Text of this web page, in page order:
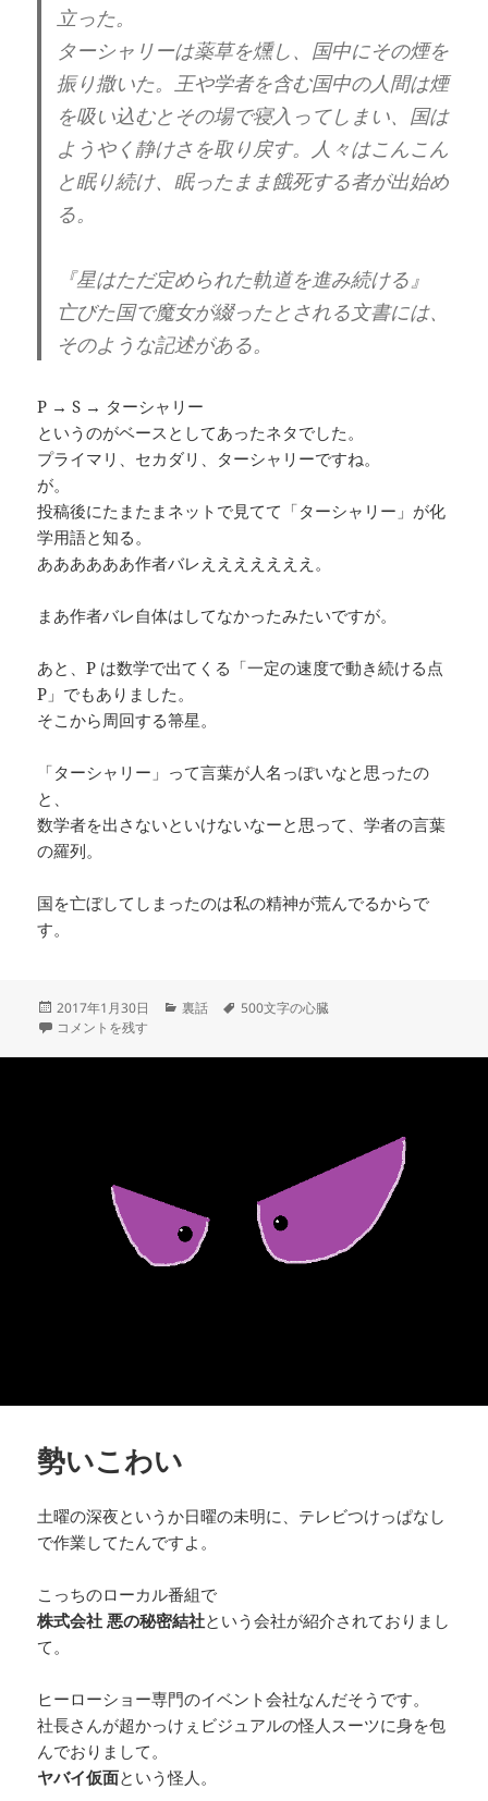
立った。
ターシャリーは薬草を燻し、国中にその煙を
振り撒いた。王や学者を含む国中の人間は煙
を吸い込むとその場で寝入ってしまい、国は
ようやく静けさを取り戻す。人々はこんこん
と眠り続け、眠ったまま餓死する者が出始め
る。
『星はただ定められた軌道を進み続ける』
亡びた国で魔女が綴ったとされる文書には、
そのような記述がある。
P → S → ターシャリー
というのがベースとしてあったネタでした。
プライマリ、セカダリ、ターシャリーですね。
が。
投稿後にたまたまネットで見てて「ターシャリー」が化
学用語と知る。
ああああああ作者バレえええええええ。
まあ作者バレ自体はしてなかったみたいですが。
あと、P は数学で出てくる「一定の速度で動き続ける点
P」でもありました。
そこから周回する箒星。
「ターシャリー」って言葉が人名っぽいなと思ったの
と、
数学者を出さないといけないなーと思って、学者の言葉
の羅列。
国を亡ぼしてしまったのは私の精神が荒んでるからで
す。
投
稿
2017年1月30日
カ
裏話
タ
500文字の心臓
競作『Ｐ』、自作の面白がりポイント（無理矢理） に
コメントを残す
勢いこわい
土曜の深夜というか日曜の未明に、テレビつけっぱなし
で作業してたんですよ。
こっちのローカル番組で
株式会社 悪の秘密結社という会社が紹介されておりまし
て。
ヒーローショー専門のイベント会社なんだそうです。
社長さんが超かっけぇビジュアルの怪人スーツに身を包
んでおりまして。
ヤバイ仮面という怪人。